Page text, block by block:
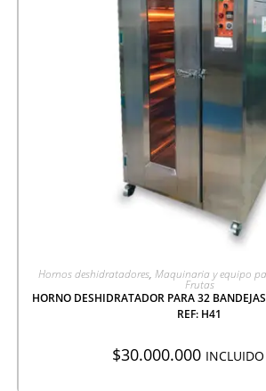
AGREGAR A COTIZACIÓN
Hornos deshidratadores, Maquinaria y equipo
Frutas
HORNO DESHIDRATADOR PARA 32
REF: H41
$30.000.000